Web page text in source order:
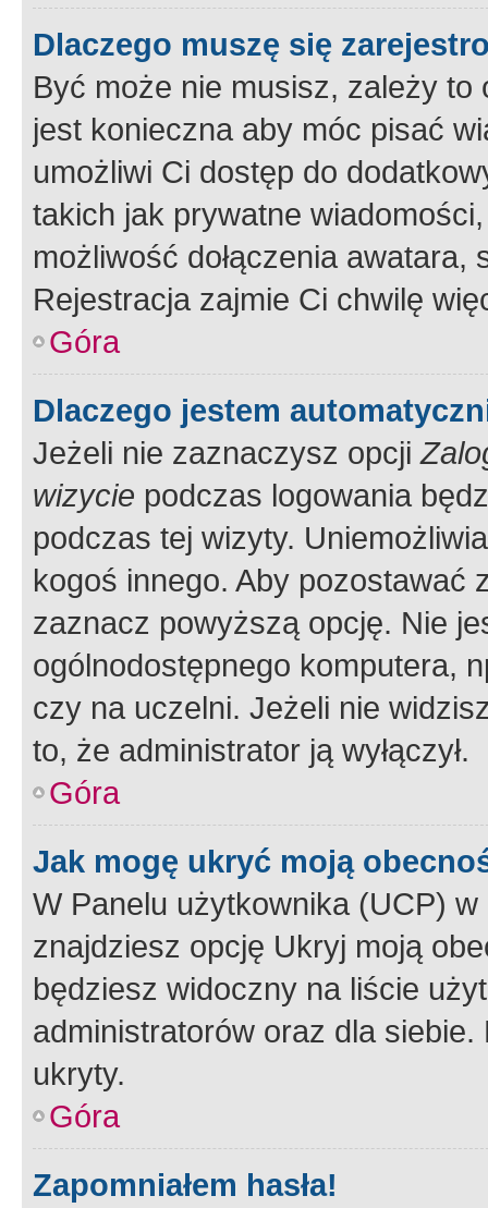
Dlaczego muszę się
Być może nie musisz, zależy
jest konieczna aby móc pisać
umożliwi Ci dostęp do
takich jak prywatne
możliwość dołączenia
Rejestracja zajmie Ci chwilę
Góra
Dlaczego jestem
Jeżeli nie zaznaczysz opcji
wizycie podczas logowania
podczas tej wizyty.
kogoś innego. Aby pozostawać
zaznacz powyższą opcję. Nie
ogólnodostępnego komputera,
czy na uczelni. Jeżeli nie
to, że administrator ją wyłączył.
Góra
Jak mogę ukryć moją
W Panelu użytkownika (UCP) w
znajdziesz opcję Ukryj moją
będziesz widoczny na liście
administratorów oraz dla
ukryty.
Góra
Zapomniałem hasła!